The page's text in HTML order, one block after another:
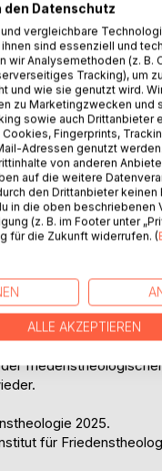
des Ökumenischen
(OekIF) dokumentiert
2023 und 2024, die
bzw. "Kirche,
standen. Einen
Arbeiten, die der
nachgehen.
die das Verhältnis
auch in Bezug auf die
In zwei ausführlichen
wird zudem nach
Praxis"; was an Arbeit
angezeigt. Seinen
wiederum mit einer Reihe
auch diese
2025.
für
Datenschutz
vergleichbare
sind essenziell und
wir Analysemethoden (z. B.
Tracking), um
und wie sie genutzt wird.
zu Marketingzwecken und
sowie auch Drittanbieter
Fingerprints,
Adressen genutzt
von anderen
auf die weitere
den Drittanbieter keinen
in die oben beschriebenen
(z. B. im Footer unter
für die Zukunft widerrufen. (
ALLE AKZEPTIEREN